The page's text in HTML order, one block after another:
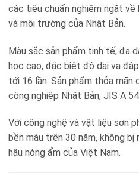
các tiêu chuẩn nghiêm ngặt
và môi trường của Nhật Bản.
Màu sắc sản phẩm tinh tế, đa
học cao, đặc biệt độ dai va
tới 16 lần. Sản phẩm thỏa mãn
công nghiệp Nhật Bản, JIS A
Với công nghệ và vật liệu sơn
bền màu trên 30 năm, không
hậu nóng ẩm của Việt Nam.